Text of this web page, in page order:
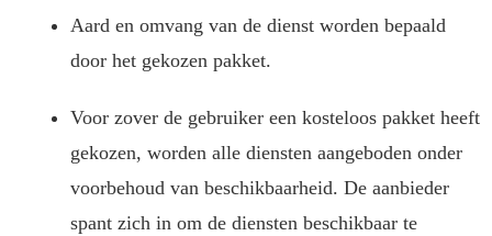
Aard en omvang van de dienst worden bepaald
door het gekozen pakket.
Voor zover de gebruiker een kosteloos pakket heeft
gekozen, worden alle diensten aangeboden onder
voorbehoud van beschikbaarheid. De aanbieder
spant zich in om de diensten beschikbaar te